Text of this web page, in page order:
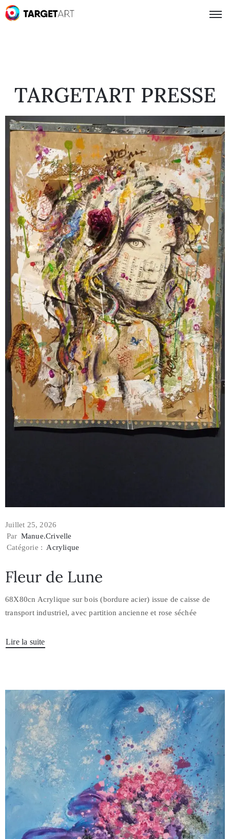
TARGETART PRESSE
Juillet 25, 2026
Par Manue.crivelle
Catégorie : Acrylique
Fleur de Lune
68X80cn Acrylique sur bois (bordure acier) issue de caisse de
transport industriel, avec partition ancienne et rose séchée
Lire la suite